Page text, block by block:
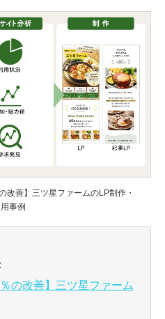
改善】三ツ星ファームのLP制作・
事例
の改善】三ツ星ファーム